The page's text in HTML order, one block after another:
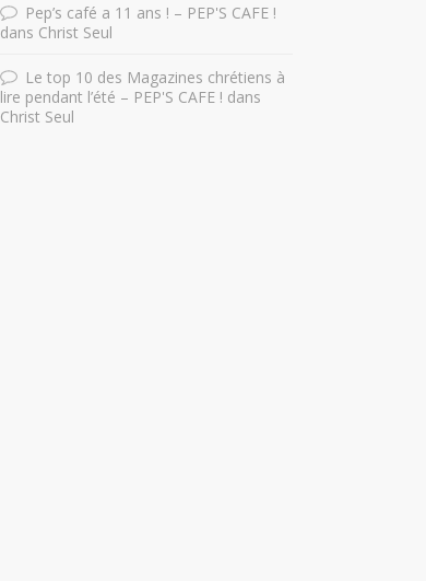
Pep’s café a 11 ans ! – PEP'S CAFE !
dans Christ Seul
Le top 10 des Magazines chrétiens à
lire pendant l’été – PEP'S CAFE ! dans
Christ Seul